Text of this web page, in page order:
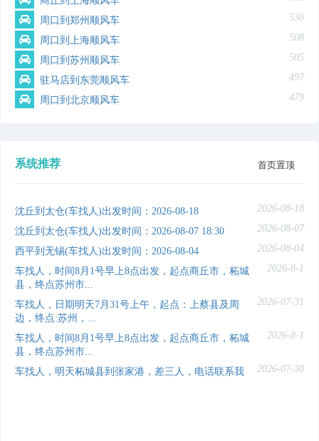
周口到郑州顺风车 530
周口到上海顺风车 508
周口到苏州顺风车 505
驻马店到东莞顺风车 497
周口到北京顺风车 479
系统推荐 首页置顶
沈丘到太仓(车找人)出发时间：2026-08-18 2026-08-18
沈丘到太仓(车找人)出发时间：2026-08-07 18:30 2026-08-07
西平到无锡(车找人)出发时间：2026-08-04 2026-08-04
车找人，时间8月1号早上8点出发，起点商丘市，柘城
县，终点苏州市...
2026-8-1
车找人，日期明天7月31号上午，起点：上蔡县及周
边，终点:苏州，...
2026-07-31
车找人，时间8月1号早上8点出发，起点商丘市，柘城
县，终点苏州市...
2026-8-1
车找人，明天柘城县到张家港，差三人，电话联系我 2026-07-30